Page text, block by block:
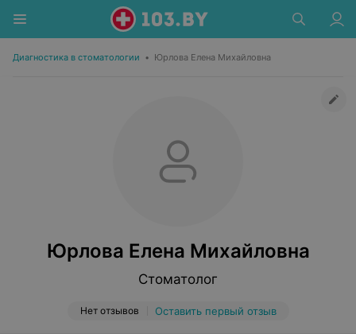
Диагностика в стоматологии • Юрлова Елена Михайловна
Юрлова Елена Михайловна
Стоматолог
Нет отзывов Оставить первый отзыв